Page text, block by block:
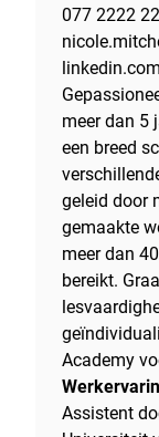
077 2222
meer dan 5
een breed
geleid door
gemaakte
meer dan
bereikt.
Academy
Assistent